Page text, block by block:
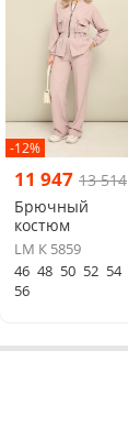
-12%
11 947 13 514
Брючный
костюм
LM К 5859
46 48 50 52 54
56